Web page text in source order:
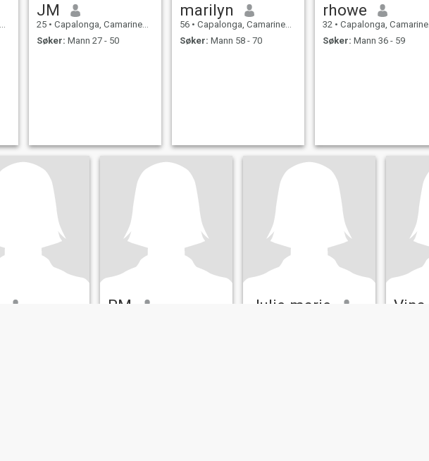
JM
25 • Capalonga, Camarines Norte, Filippinene
Søker: Mann 27 - 50
marilyn
56 • Capalonga, Camarines Norte, Filippinene
Søker: Mann 58 - 70
rhowe
32 • Capalonga, Camarines Norte, Filippinene
Søker: Mann 36 - 59
RM Julie marie Vina